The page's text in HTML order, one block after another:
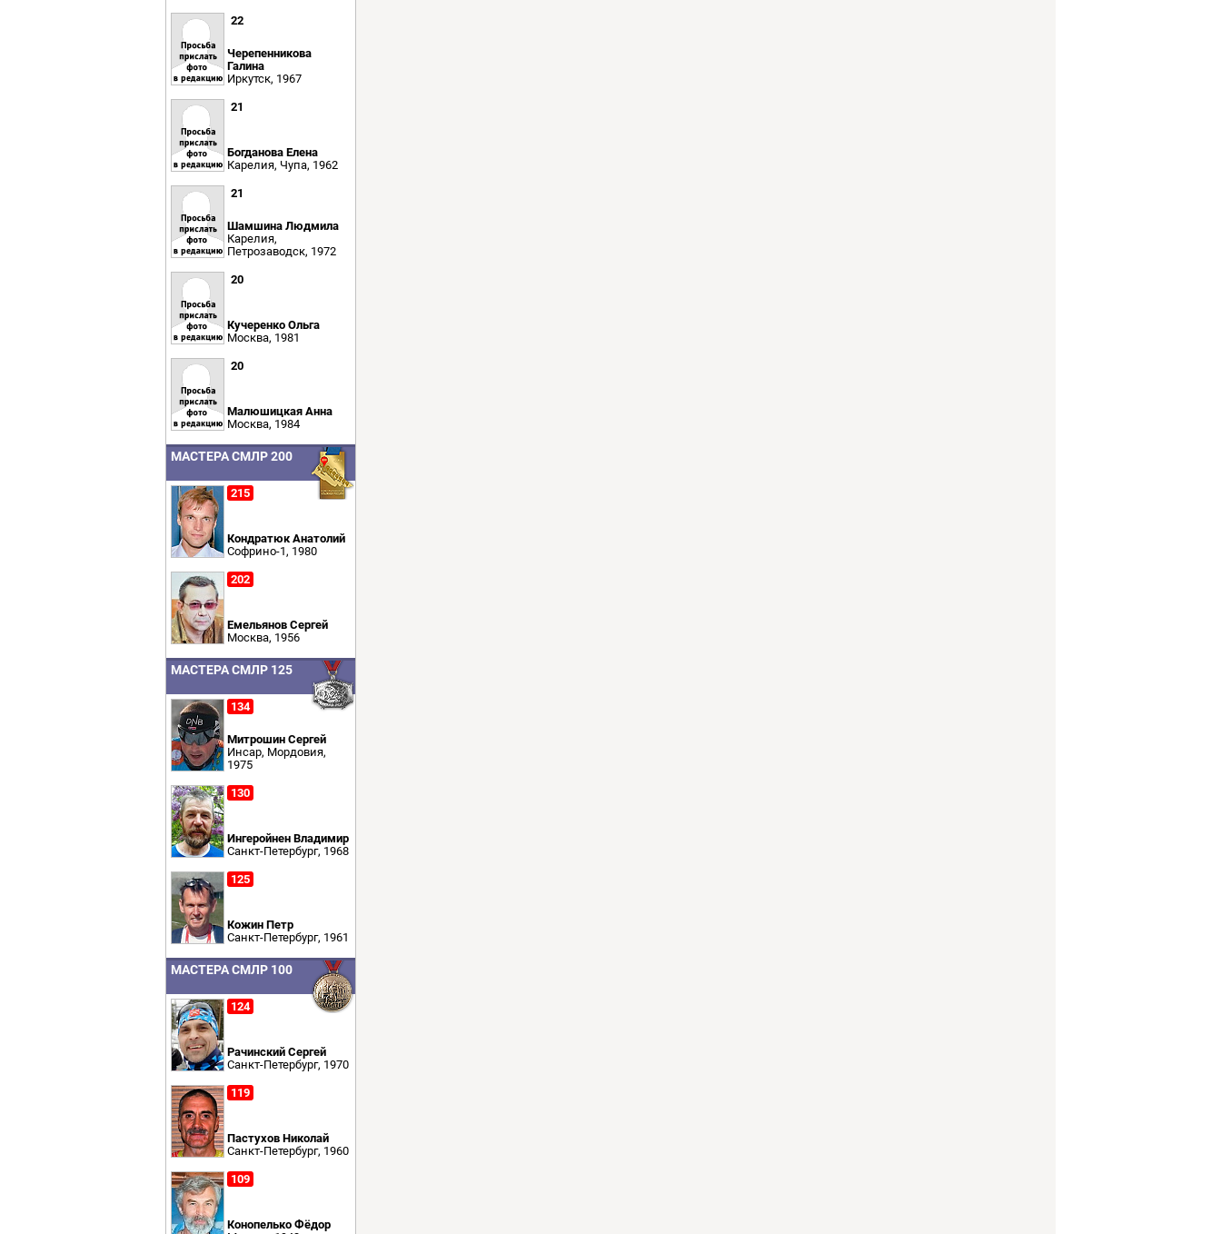
22
Черепенникова
Галина
Иркутск, 1967
21
Богданова Елена
Карелия, Чупа, 1962
21
Шамшина Людмила
Карелия,
Петрозаводск, 1972
20
Кучеренко Ольга
Москва, 1981
20
Малюшицкая Анна
Москва, 1984
МАСТЕРА СМЛР 200
215
Кондратюк Анатолий
Софрино-1, 1980
202
Емельянов Сергей
Москва, 1956
МАСТЕРА СМЛР 125
134
Митрошин Сергей
Инсар, Мордовия,
1975
130
Ингеройнен Владимир
Санкт-Петербург, 1968
125
Кожин Петр
Санкт-Петербург, 1961
МАСТЕРА СМЛР 100
124
Рачинский Сергей
Санкт-Петербург, 1970
119
Пастухов Николай
Санкт-Петербург, 1960
109
Конопелько Фёдор